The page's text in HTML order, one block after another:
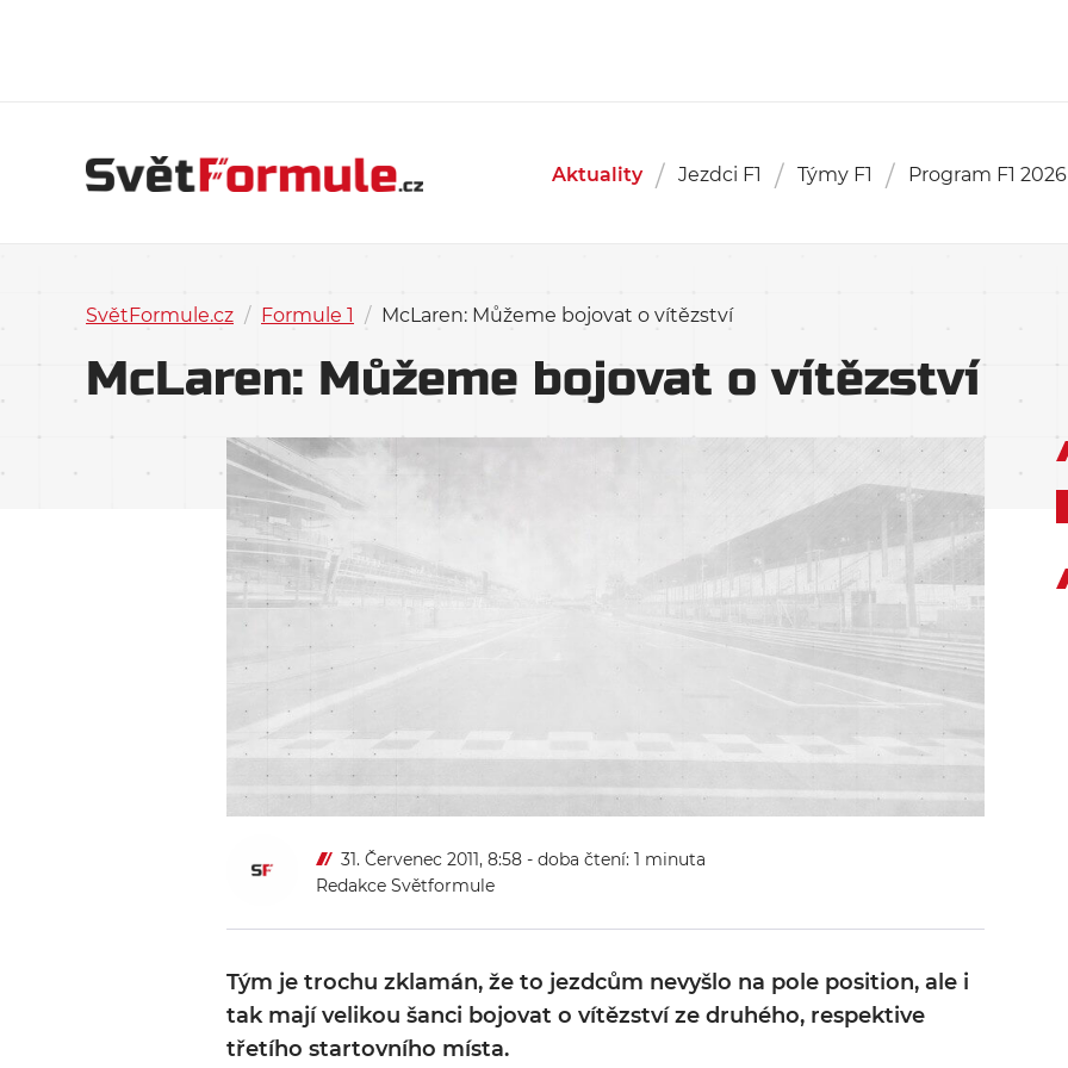
Aktuality Jezdci F1 Týmy F1 Program F1 2026
SvětFormule.cz / Formule 1 / McLaren: Můžeme bojovat o vítězství
McLaren: Můžeme bojovat o vítězství
31. Červenec 2011, 8:58 - doba čtení: 1 minuta
Redakce Světformule
Tým je trochu zklamán, že to jezdcům nevyšlo na pole position, ale i
tak mají velikou šanci bojovat o vítězství ze druhého, respektive
třetího startovního místa.